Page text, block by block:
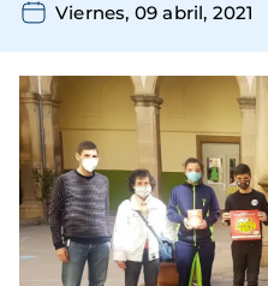
Viernes, 09 abril, 2021